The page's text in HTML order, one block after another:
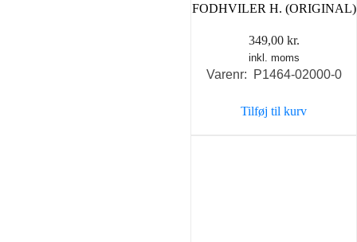
FODHVILER H. (ORIGINAL)
349,00 kr.
inkl. moms
Varenr: P1464-02000-0
Tilføj til kurv